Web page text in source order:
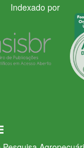
Indexado por